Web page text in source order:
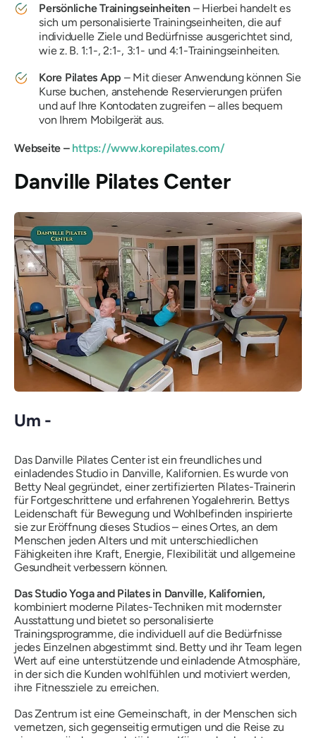
Persönliche Trainingseinheiten– Hierbei handelt es
sich um personalisierte Trainingseinheiten, die auf
individuelle Ziele und Bedürfnisse ausgerichtet sind,
wie z. B. 1:1-, 2:1-, 3:1- und 4:1-Trainingseinheiten.
Kore Pilates App – Mit dieser Anwendung können Sie
Kurse buchen, anstehende Reservierungen prüfen
und auf Ihre Kontodaten zugreifen – alles bequem
von Ihrem Mobilgerät aus.
Webseite –https://www.korepilates.com/
Danville Pilates Center
Um -
Das Danville Pilates Center ist ein freundliches und
einladendes Studio in Danville, Kalifornien. Es wurde von
Betty Neal gegründet, einer zertifizierten Pilates-Trainerin
für Fortgeschrittene und erfahrenen Yogalehrerin. Bettys
Leidenschaft für Bewegung und Wohlbefinden inspirierte
sie zur Eröffnung dieses Studios – eines Ortes, an dem
Menschen jeden Alters und mit unterschiedlichen
Fähigkeiten ihre Kraft, Energie, Flexibilität und allgemeine
Gesundheit verbessern können.
Das Studio Yoga and Pilates in Danville, Kalifornien,
kombiniert moderne Pilates-Techniken mit modernster
Ausstattung und bietet so personalisierte
Trainingsprogramme, die individuell auf die Bedürfnisse
jedes Einzelnen abgestimmt sind. Betty und ihr Team legen
Wert auf eine unterstützende und einladende Atmosphäre,
in der sich die Kunden wohlfühlen und motiviert werden,
ihre Fitnessziele zu erreichen.
Das Zentrum ist eine Gemeinschaft, in der Menschen sich
vernetzen, sich gegenseitig ermutigen und die Reise zu